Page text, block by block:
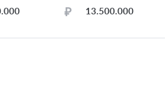
een hoge klasse meertalige
boetieks, massage centra enz. De
Openbaar vervoer: dagelijkse bussen
en andere) en veel
13.500.000
₽